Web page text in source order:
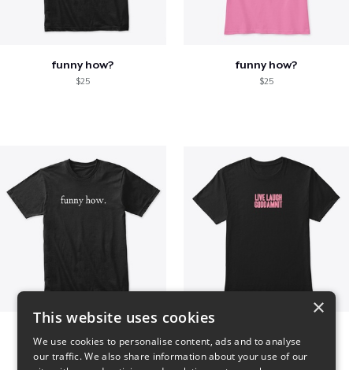
funny how?
$25
funny how?
$25
$25 $17
×
This website uses cookies
We use cookies to personalise content, ads and to analyse
our traffic. We also share information about your use of our